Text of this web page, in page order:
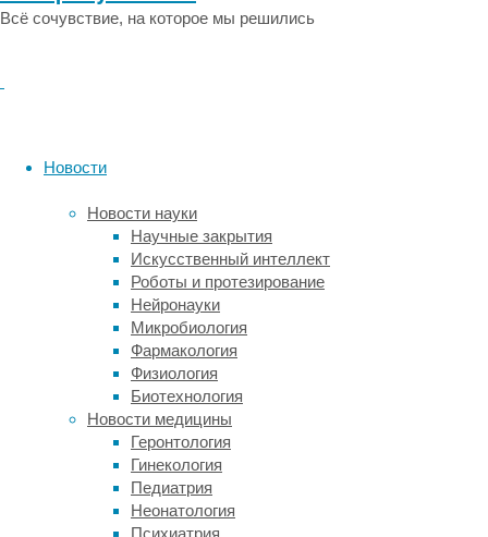
Всё сочувствие, на которое мы решились
Новости
Новости науки
Научные закрытия
Искусственный интеллект
Роботы и протезирование
Нейронауки
Микробиология
Фармакология
Физиология
Биотехнология
Новости медицины
Геронтология
Гинекология
Педиатрия
Неонатология
Психиатрия
прочно
назад).
Ранние
следы
жизнедеятельности
можно
найти
всему
миру,
морской